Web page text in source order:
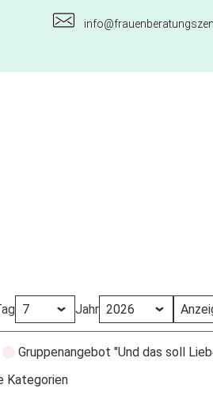
Jahr
Gruppenangebot "Und das soll
Kategorien